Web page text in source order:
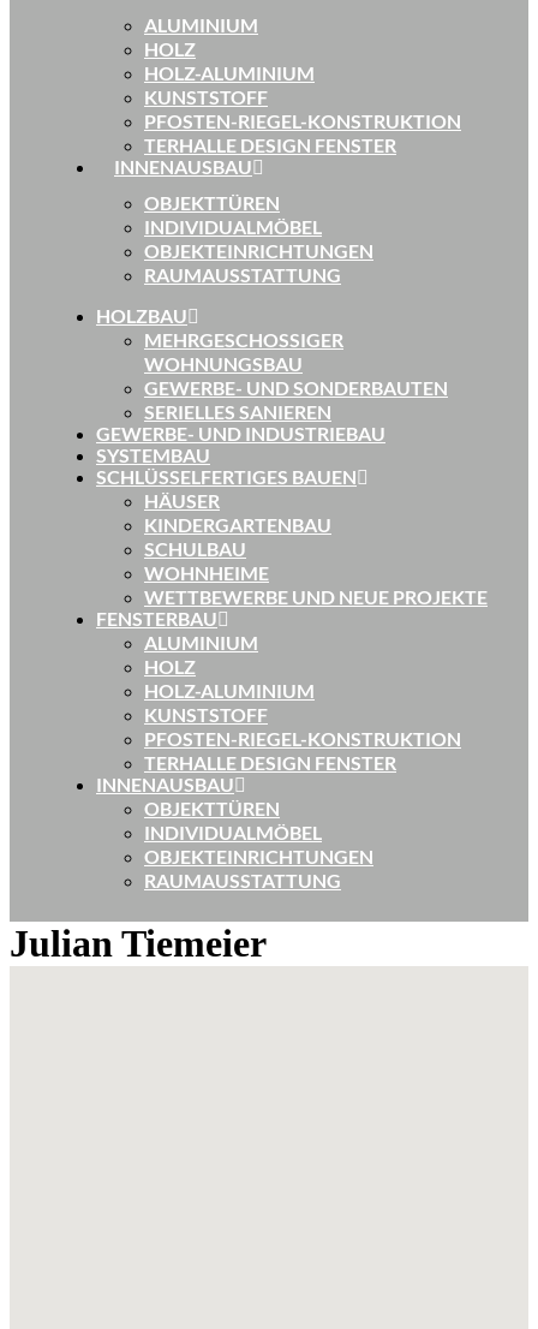
ALUMINIUM
HOLZ
HOLZ-ALUMINIUM
KUNSTSTOFF
PFOSTEN-RIEGEL-KONSTRUKTION
TERHALLE DESIGN FENSTER
INNENAUSBAU
OBJEKTTÜREN
INDIVIDUALMÖBEL
OBJEKTEINRICHTUNGEN
RAUMAUSSTATTUNG
HOLZBAU
MEHRGESCHOSSIGER
WOHNUNGSBAU
GEWERBE- UND SONDERBAUTEN
SERIELLES SANIEREN
GEWERBE- UND INDUSTRIEBAU
SYSTEMBAU
SCHLÜSSELFERTIGES BAUEN
HÄUSER
KINDERGARTENBAU
SCHULBAU
WOHNHEIME
WETTBEWERBE UND NEUE PROJEKTE
FENSTERBAU
ALUMINIUM
HOLZ
HOLZ-ALUMINIUM
KUNSTSTOFF
PFOSTEN-RIEGEL-KONSTRUKTION
TERHALLE DESIGN FENSTER
INNENAUSBAU
OBJEKTTÜREN
INDIVIDUALMÖBEL
OBJEKTEINRICHTUNGEN
RAUMAUSSTATTUNG
Julian Tiemeier